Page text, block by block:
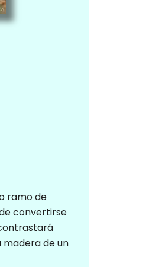
ramo de
convertirse
de un